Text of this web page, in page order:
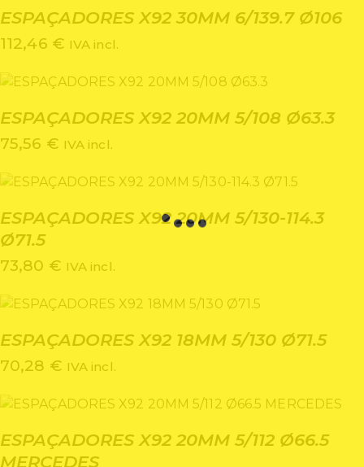
ESPAÇADORES X92 30MM 6/139.7 Ø106
112,46 € IVA incl.
ESPAÇADORES X92 20MM 5/108 Ø63.3
75,56 € IVA incl.
ESPAÇADORES X92 20MM 5/130-114.3
Ø71.5
73,80 € IVA incl.
ESPAÇADORES X92 18MM 5/130 Ø71.5
70,28 € IVA incl.
ESPAÇADORES X92 20MM 5/112 Ø66.5
MERCEDES